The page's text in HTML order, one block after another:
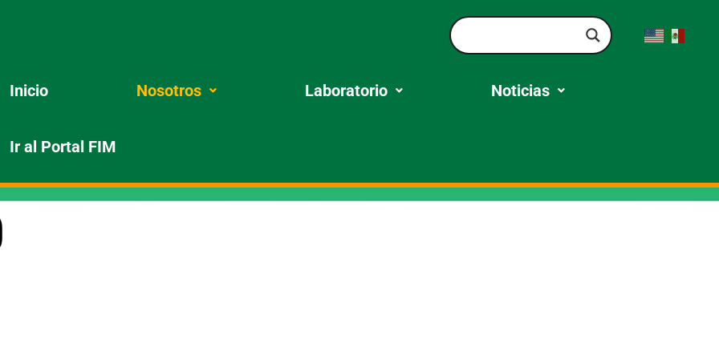
Inicio Nosotros Laboratorio Noticias
Ir al Portal FIM